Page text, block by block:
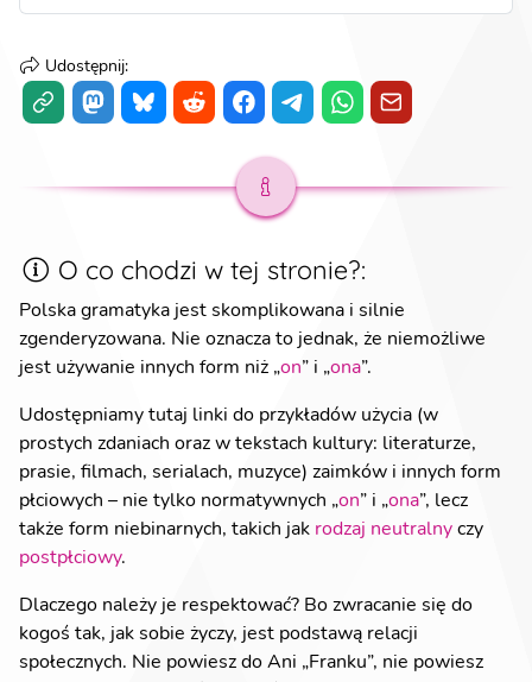
Udostępnij:
O co chodzi w tej stronie?:
Polska gramatyka jest skomplikowana i silnie
zgenderyzowana. Nie oznacza to jednak, że niemożliwe
jest używanie innych form niż „on” i „ona”.
Udostępniamy tutaj linki do przykładów użycia (w
prostych zdaniach oraz w tekstach kultury: literaturze,
prasie, filmach, serialach, muzyce) zaimków i innych form
płciowych – nie tylko normatywnych „on” i „ona”, lecz
także form niebinarnych, takich jak rodzaj neutralny czy
postpłciowy.
Dlaczego należy je respektować? Bo zwracanie się do
kogoś tak, jak sobie życzy, jest podstawą relacji
społecznych. Nie powiesz do Ani „Franku”, nie powiesz